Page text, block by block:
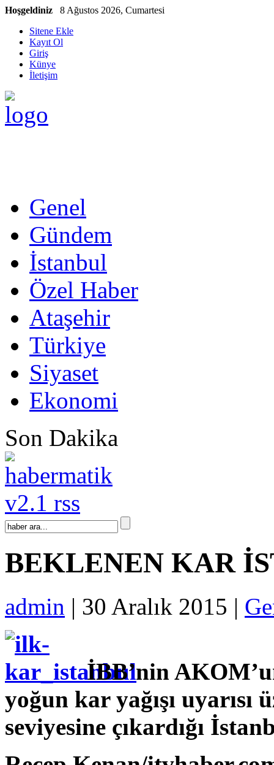
Hoşgeldiniz
8 Ağustos 2026, Cumartesi
Sitene Ekle
Kayıt Ol
Giriş
Künye
İletişim
Genel
Gündem
İstanbul
Özel Haber
Ataşehir
Türkiye
Siyaset
Ekonomi
Son Dakika
BEKLENEN KAR
admin | 30 Aralık 2015 |
İBB’nin
yoğun kar yağışı
seviyesine çıkardığı